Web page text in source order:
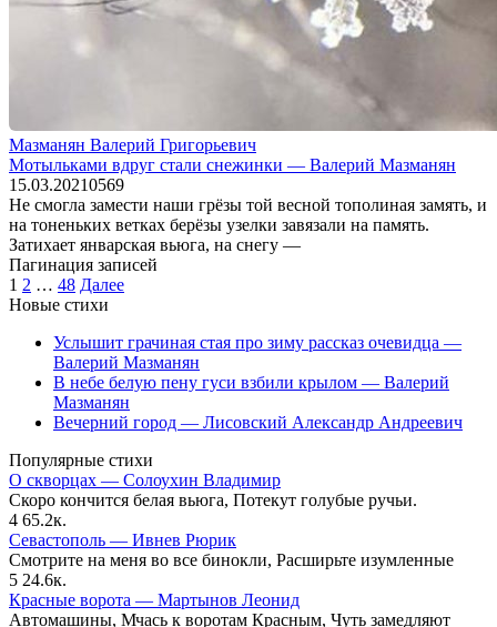
Мазманян Валерий Григорьевич
Мотыльками вдруг стали снежинки — Валерий Мазманян
15.03.20210569
Не смогла замести наши грёзы той весной тополиная замять, и
на тоненьких ветках берёзы узелки завязали на память.
Затихает январская вьюга, на снегу —
Пагинация записей
1 2 … 48 Далее
Новые стихи
Услышит грачиная стая про зиму рассказ очевидца —
Валерий Мазманян
В небе белую пену гуси взбили крылом — Валерий
Мазманян
Вечерний город — Лисовский Александр Андреевич
Популярные стихи
О скворцах — Солоухин Владимир
Скоро кончится белая вьюга, Потекут голубые ручьи.
4 65.2к.
Севастополь — Ивнев Рюрик
Смотрите на меня во все бинокли, Расширьте изумленные
5 24.6к.
Красные ворота — Мартынов Леонид
Автомашины, Мчась к воротам Красным, Чуть замедляют